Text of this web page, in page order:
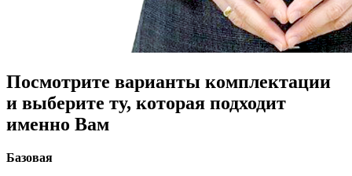
Посмотрите варианты комплектации
и выберите ту, которая подходит
именно Вам
Базовая